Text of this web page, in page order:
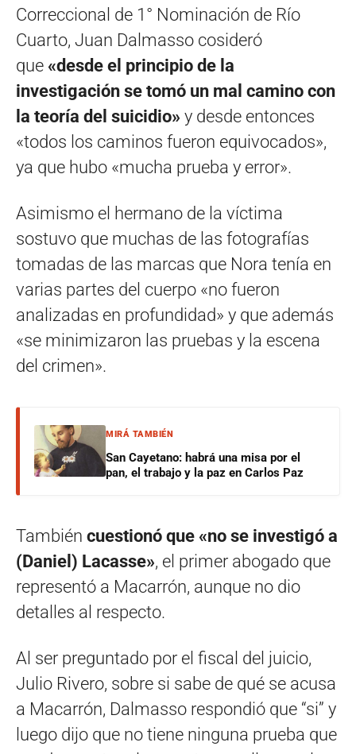
Correccional de 1° Nominación de Río
Cuarto, Juan Dalmasso cosideró
que «desde el principio de la
investigación se tomó un mal camino con
la teoría del suicidio» y desde entonces
«todos los caminos fueron equivocados»,
ya que hubo «mucha prueba y error».
Asimismo el hermano de la víctima
sostuvo que muchas de las fotografías
tomadas de las marcas que Nora tenía en
varias partes del cuerpo «no fueron
analizadas en profundidad» y que además
«se minimizaron las pruebas y la escena
del crimen».
MIRÁ TAMBIÉN
San Cayetano: habrá una misa por el
pan, el trabajo y la paz en Carlos Paz
También cuestionó que «no se investigó a
(Daniel) Lacasse», el primer abogado que
representó a Macarrón, aunque no dio
detalles al respecto.
Al ser preguntado por el fiscal del juicio,
Julio Rivero, sobre si sabe de qué se acusa
a Macarrón, Dalmasso respondió que “si” y
luego dijo que no tiene ninguna prueba que